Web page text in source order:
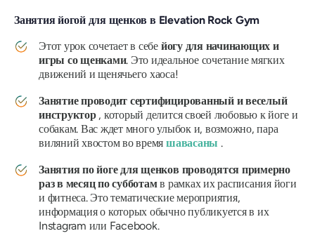
Занятия йогой для щенков в Elevation Rock Gym
Этот урок сочетает в себе йогу для начинающих и
игры со щенками. Это идеальное сочетание мягких
движений и щенячьего хаоса!
Занятие проводит сертифицированный и веселый
инструктор, который делится своей любовью к йоге и
собакам. Вас ждет много улыбок и, возможно, пара
виляний хвостом во время шавасаны .
Занятия по йоге для щенков проводятся примерно
раз в месяц по субботамв рамках их расписания йоги
и фитнеса. Это тематические мероприятия,
информация о которых обычно публикуется в их
Instagram или Facebook.